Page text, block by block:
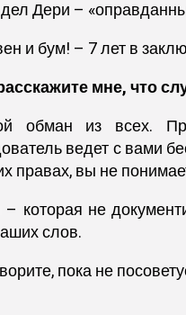
Дери –
и бум! – 7 лет в
мне, что
обман из всех.
ведет с вами
правах, вы не
которая не
слов.
пока не